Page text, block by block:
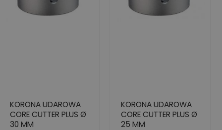
KORONA UDAROWA
CORE CUTTER PLUS Ø
30 MM
KORONA UDAROWA
CORE CUTTER PLUS Ø
25 MM